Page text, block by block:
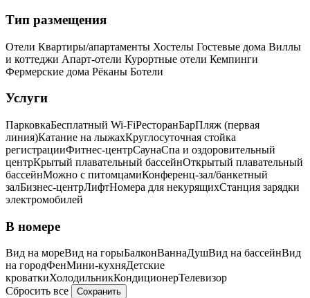
Тип размещения
Отели Квартиры/апартаменты Хостелы Гостевые дома Виллы
и коттеджи Апарт-отели Курортные отели Кемпинги
Фермерские дома Рёканы Ботели
Услуги
ПарковкаБесплатный Wi-FiРесторанБарПляж (первая
линия)Катание на лыжахКруглосуточная стойка
регистрацииФитнес-центрСаунаСпа и оздоровительный
центрКрытый плавательный бассейнОткрытый плавательный
бассейнМожно с питомцамиКонференц-зал/банкетный
залБизнес-центрЛифтНомера для некурящихCтанция зарядки
электромобилей
В номере
Вид на мореВид на горыБалконВаннаДушВид на бассейнВид
на городФенМини-кухняДетские
кроваткиХолодильникКондиционерТелевизор
Сбросить все
Сохранить